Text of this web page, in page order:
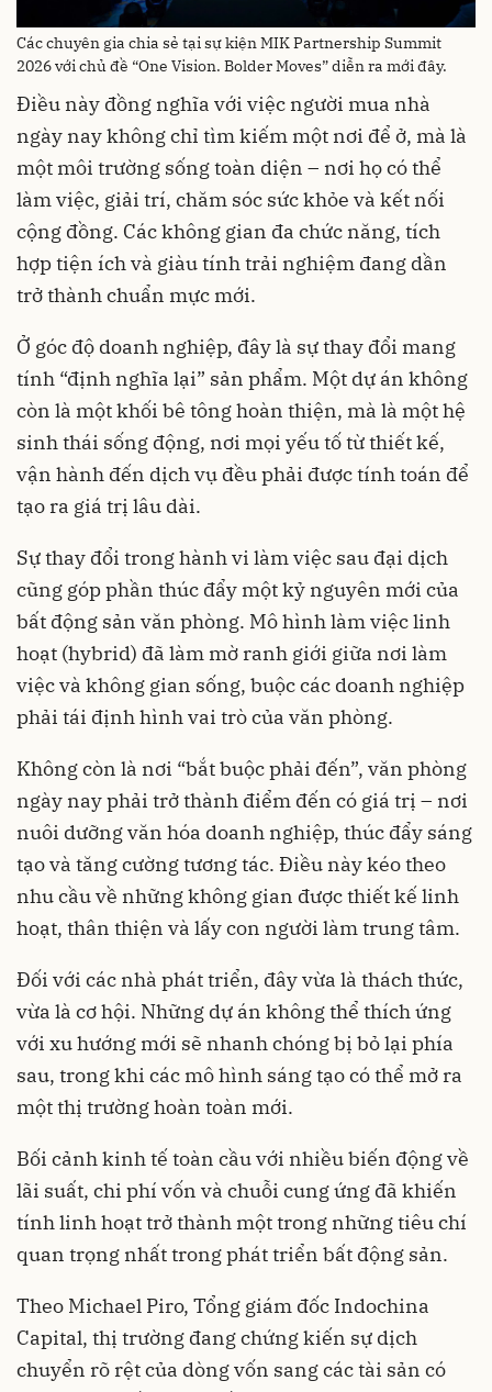
Các chuyên gia chia sẻ tại sự kiện MIK Partnership Summit
2026 với chủ đề “One Vision. Bolder Moves” diễn ra mới đây.
Điều này đồng nghĩa với việc người mua nhà
ngày nay không chỉ tìm kiếm một nơi để ở, mà là
một môi trường sống toàn diện – nơi họ có thể
làm việc, giải trí, chăm sóc sức khỏe và kết nối
cộng đồng. Các không gian đa chức năng, tích
hợp tiện ích và giàu tính trải nghiệm đang dần
trở thành chuẩn mực mới.
Ở góc độ doanh nghiệp, đây là sự thay đổi mang
tính “định nghĩa lại” sản phẩm. Một dự án không
còn là một khối bê tông hoàn thiện, mà là một hệ
sinh thái sống động, nơi mọi yếu tố từ thiết kế,
vận hành đến dịch vụ đều phải được tính toán để
tạo ra giá trị lâu dài.
Sự thay đổi trong hành vi làm việc sau đại dịch
cũng góp phần thúc đẩy một kỷ nguyên mới của
bất động sản văn phòng. Mô hình làm việc linh
hoạt (hybrid) đã làm mờ ranh giới giữa nơi làm
việc và không gian sống, buộc các doanh nghiệp
phải tái định hình vai trò của văn phòng.
Không còn là nơi “bắt buộc phải đến”, văn phòng
ngày nay phải trở thành điểm đến có giá trị – nơi
nuôi dưỡng văn hóa doanh nghiệp, thúc đẩy sáng
tạo và tăng cường tương tác. Điều này kéo theo
nhu cầu về những không gian được thiết kế linh
hoạt, thân thiện và lấy con người làm trung tâm.
Đối với các nhà phát triển, đây vừa là thách thức,
vừa là cơ hội. Những dự án không thể thích ứng
với xu hướng mới sẽ nhanh chóng bị bỏ lại phía
sau, trong khi các mô hình sáng tạo có thể mở ra
một thị trường hoàn toàn mới.
Bối cảnh kinh tế toàn cầu với nhiều biến động về
lãi suất, chi phí vốn và chuỗi cung ứng đã khiến
tính linh hoạt trở thành một trong những tiêu chí
quan trọng nhất trong phát triển bất động sản.
Theo Michael Piro, Tổng giám đốc Indochina
Capital, thị trường đang chứng kiến sự dịch
chuyển rõ rệt của dòng vốn sang các tài sản có